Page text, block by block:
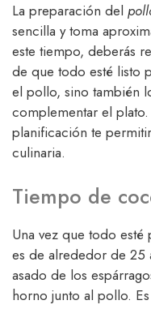
La preparación del
sencilla y toma
este tiempo, deberás
de que todo esté listo
el pollo, sino también
complementar el
planificación te
culinaria.
Tiempo de
Una vez que todo
es de alrededor de 25
asado de los
horno junto al pollo.